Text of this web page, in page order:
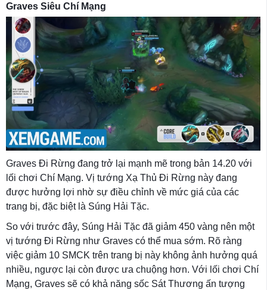
Graves Siêu Chí Mạng
Graves Đi Rừng đang trở lại mạnh mẽ trong bản 14.20 với
lối chơi Chí Mạng. Vị tướng Xạ Thủ Đi Rừng này đang
được hưởng lợi nhờ sự điều chỉnh về mức giá của các
trang bị, đặc biệt là Súng Hải Tặc.
So với trước đây, Súng Hải Tặc đã giảm 450 vàng nên một
vị tướng Đi Rừng như Graves có thể mua sớm. Rõ ràng
việc giảm 10 SMCK trên trang bị này không ảnh hưởng quá
nhiều, ngược lại còn được ưa chuộng hơn. Với lối chơi Chí
Mạng, Graves sẽ có khả năng sốc Sát Thương ấn tượng